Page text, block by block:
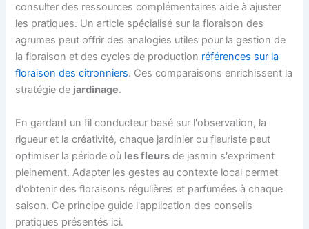
consulter des ressources complémentaires aide à ajuster
les pratiques. Un article spécialisé sur la floraison des
agrumes peut offrir des analogies utiles pour la gestion de
la floraison et des cycles de production références sur la
floraison des citronniers. Ces comparaisons enrichissent la
stratégie de jardinage.
En gardant un fil conducteur basé sur l'observation, la
rigueur et la créativité, chaque jardinier ou fleuriste peut
optimiser la période où les fleurs de jasmin s'expriment
pleinement. Adapter les gestes au contexte local permet
d'obtenir des floraisons régulières et parfumées à chaque
saison. Ce principe guide l'application des conseils
pratiques présentés ici.